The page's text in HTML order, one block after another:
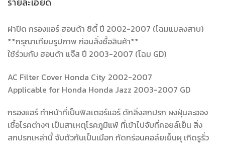
ฝาปิด กรองแอร์ ฮอนด้า ซิตี้ ปี 2002-2007 (โฉมแมลงสาบ)
**กรุณาเทียบรูปภาพ ก่อนสั่งซื้อสินค้า**
ใช้ร่วมกับ ฮอนด้า แจ๊ส ปี 2003-2007 (โฉม GD)
AC Filter Cover Honda City 2002-2007
Applicable for Honda Honda Jazz 2003-2007 GD
กรองแอร์ ทำหน้าที่เป็นฟิลเตอร์แอร์ ดักสิ่งสกปรก ผงฝุ่นละออง
เชื้อโรคต่างๆ เป็นสาเหตุโรคภูมิแพ้ ที่เข้าไปจับที่คอยล์เย็น สิ่ง
สกปรกเหล่านี้ จับตัวกันเป็นเมือก กัดกร่อนคอล์ยเย็นผุ เกิดรูรั่ว